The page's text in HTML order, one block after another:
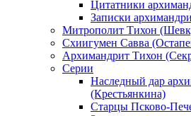
Цитатники
Записки
Митрополит Тихон
Схиигумен Савва
Архимандрит Тихон
Серии
Наследный дар
(Крестьянкина)
Старцы Псково-